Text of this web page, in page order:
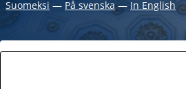
Suomeksi ― På svenska― In English